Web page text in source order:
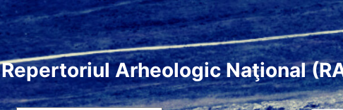
Repertoriul Arheologic Naţional